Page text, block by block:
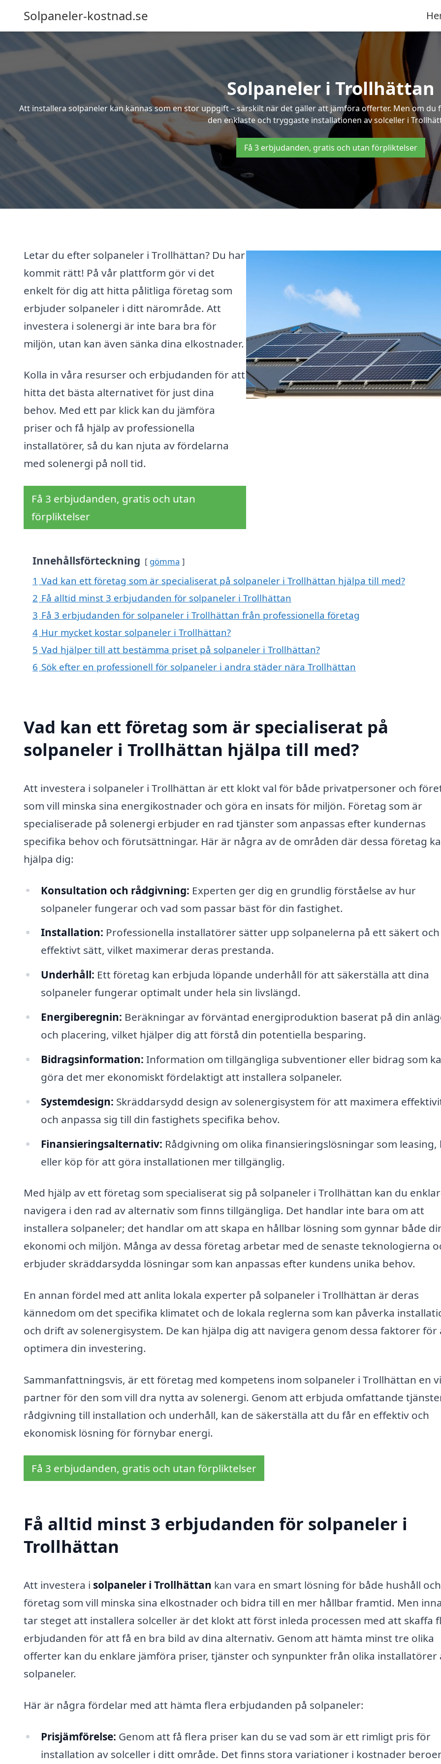
Solpaneler-kostnad.se
Solpaneler i Trollhättan
Att installera solpaneler kan kännas som en stor uppgift – särskilt när det gäller att jämföra offerter. Men om
den enklaste och tryggaste installationen av solceller i
Få 3 erbjudanden, gratis och utan förpliktelser
Letar du efter solpaneler i Trollhättan? Du har
kommit rätt! På vår plattform gör vi det
enkelt för dig att hitta pålitliga företag som
erbjuder solpaneler i ditt närområde. Att
investera i solenergi är inte bara bra för
miljön, utan kan även sänka dina elkostnader.
Kolla in våra resurser och erbjudanden för att
hitta det bästa alternativet för just dina
behov. Med ett par klick kan du jämföra
priser och få hjälp av professionella
installatörer, så du kan njuta av fördelarna
med solenergi på noll tid.
Få 3 erbjudanden, gratis och utan
förpliktelser
Innehållsförteckning gömma
1 Vad kan ett företag som är specialiserat på solpaneler i Trollhättan hjälpa till med?
2 Få alltid minst 3 erbjudanden för solpaneler i Trollhättan
3 Få 3 erbjudanden för solpaneler i Trollhättan från professionella företag
4 Hur mycket kostar solpaneler i Trollhättan?
5 Vad hjälper till att bestämma priset på solpaneler i Trollhättan?
6 Sök efter en professionell för solpaneler i andra städer nära Trollhättan
Vad kan ett företag som är specialiserat på
solpaneler i Trollhättan hjälpa till med?
Att investera i solpaneler i Trollhättan är ett klokt val för både privatpersoner och
som vill minska sina energikostnader och göra en insats för miljön. Företag som är
specialiserade på solenergi erbjuder en rad tjänster som anpassas efter kundernas
specifika behov och förutsättningar. Här är några av de områden där dessa företag
hjälpa dig:
Konsultation och rådgivning: Experten ger dig en grundlig förståelse av hur
solpaneler fungerar och vad som passar bäst för din fastighet.
Installation: Professionella installatörer sätter upp solpanelerna på ett säkert och
effektivt sätt, vilket maximerar deras prestanda.
Underhåll: Ett företag kan erbjuda löpande underhåll för att säkerställa att dina
solpaneler fungerar optimalt under hela sin livslängd.
Energiberegnin: Beräkningar av förväntad energiproduktion baserat på din
och placering, vilket hjälper dig att förstå din potentiella besparing.
Bidragsinformation: Information om tillgängliga subventioner eller bidrag som
göra det mer ekonomiskt fördelaktigt att installera solpaneler.
Systemdesign: Skräddarsydd design av solenergisystem för att maximera
och anpassa sig till din fastighets specifika behov.
Finansieringsalternativ: Rådgivning om olika finansieringslösningar som leasing,
eller köp för att göra installationen mer tillgänglig.
Med hjälp av ett företag som specialiserat sig på solpaneler i Trollhättan kan du
navigera i den rad av alternativ som finns tillgängliga. Det handlar inte bara om att
installera solpaneler; det handlar om att skapa en hållbar lösning som gynnar både
ekonomi och miljön. Många av dessa företag arbetar med de senaste teknologierna
erbjuder skräddarsydda lösningar som kan anpassas efter kundens unika behov.
En annan fördel med att anlita lokala experter på solpaneler i Trollhättan är deras
kännedom om det specifika klimatet och de lokala reglerna som kan påverka
och drift av solenergisystem. De kan hjälpa dig att navigera genom dessa faktorer för
optimera din investering.
Sammanfattningsvis, är ett företag med kompetens inom solpaneler i Trollhättan en
partner för den som vill dra nytta av solenergi. Genom att erbjuda omfattande
rådgivning till installation och underhåll, kan de säkerställa att du får en effektiv och
ekonomisk lösning för förnybar energi.
Få 3 erbjudanden, gratis och utan förpliktelser
Få alltid minst 3 erbjudanden för solpaneler i
Trollhättan
Att investera i solpaneler i Trollhättan kan vara en smart lösning för både hushåll och
företag som vill minska sina elkostnader och bidra till en mer hållbar framtid. Men
tar steget att installera solceller är det klokt att först inleda processen med att skaffa
erbjudanden för att få en bra bild av dina alternativ. Genom att hämta minst tre olika
offerter kan du enklare jämföra priser, tjänster och synpunkter från olika installatörer
solpaneler.
Här är några fördelar med att hämta flera erbjudanden på solpaneler:
Prisjämförelse: Genom att få flera priser kan du se vad som är ett rimligt pris för
installation av solceller i ditt område. Det finns stora variationer i kostnader